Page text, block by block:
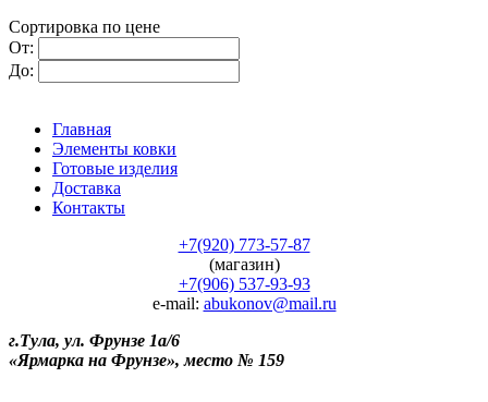
Сортировка по цене
От:
До:
Главная
Элементы ковки
Готовые изделия
Доставка
Контакты
+7(920) 773-57-87
(магазин)
+7(906) 537-93-93
e-mail: abukonov@mail.ru
г.Тула, ул. Фрунзе 1а/6
«Ярмарка на Фрунзе», место № 159